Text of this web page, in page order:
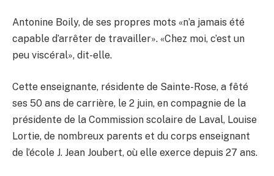
Antonine Boily, de ses propres mots «n’a jamais été
capable d’arrêter de travailler». «Chez moi, c’est un
peu viscéral», dit-elle.
Cette enseignante, résidente de Sainte-Rose, a fêté
ses 50 ans de carrière, le 2 juin, en compagnie de la
présidente de la Commission scolaire de Laval, Louise
Lortie, de nombreux parents et du corps enseignant
de l’école J. Jean Joubert, où elle exerce depuis 27 ans.